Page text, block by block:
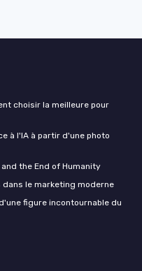
choisir la meilleure pour
à l'IA à partir d'une photo
the End of Humanity
le marketing moderne
figure incontournable du